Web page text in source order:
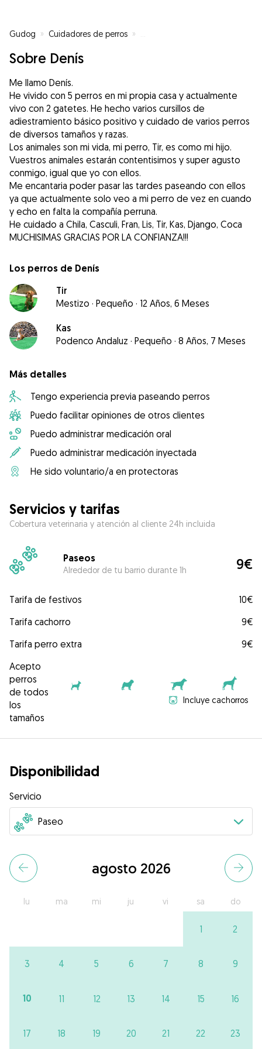
Gudog » Cuidadores de perros »
Sobre Denís
Me llamo Denís.
He vivido con 5 perros en mi propia casa y actualmente
vivo con 2 gatetes. He hecho varios cursillos de
adiestramiento básico positivo y cuidado de varios perros
de diversos tamaños y razas.
Los animales son mi vida, mi perro, Tir, es como mi hijo.
Vuestros animales estarán contentisimos y super agusto
conmigo, igual que yo con ellos.
Me encantaria poder pasar las tardes paseando con ellos
ya que actualmente solo veo a mi perro de vez en cuando
y echo en falta la compañía perruna.
He cuidado a Chila, Casculi, Fran, Lis, Tir, Kas, Django, Coca
MUCHISIMAS GRACIAS POR LA CONFIANZA!!!
Los perros de Denís
Tir
Mestizo · Pequeño · 12 Años, 6 Meses
Kas
Podenco Andaluz · Pequeño · 8 Años, 7 Meses
Más detalles
Tengo experiencia previa paseando perros
Puedo facilitar opiniones de otros clientes
Puedo administrar medicación oral
Puedo administrar medicación inyectada
He sido voluntario/a en protectoras
Servicios y tarifas
Cobertura veterinaria y atención al cliente 24h incluida
Paseos
Alrededor de tu barrio durante 1h 9€
Tarifa de festivos
10€
Tarifa cachorro
9€
Tarifa perro extra
9€
Acepto
perros
de todos
los
tamaños
Incluye cachorros
Disponibilidad
Servicio
agosto 2026
lu ma mi ju vi sa do
1 2
3 4 5 6 7 8 9
10 11 12 13 14 15 16
17 18 19 20 21 22 23